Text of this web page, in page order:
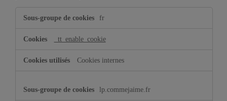
pour
publicité
fr
_tt_enable_cookie
Cookies internes
lp.commejaime.fr